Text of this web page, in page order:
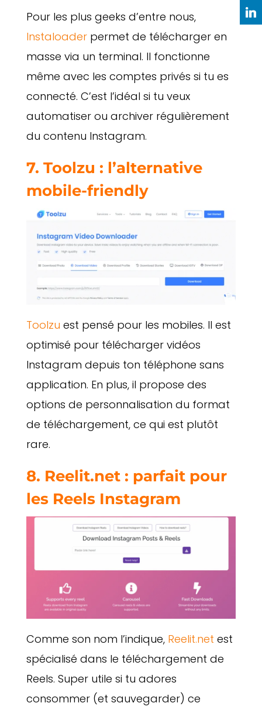
Pour les plus geeks d’entre nous,
Instaloaderpermet de télécharger en
masse via un terminal. Il fonctionne
même avec les comptes privés si tu es
connecté. C’est l’idéal si tu veux
automatiser ou archiver régulièrement
du contenu Instagram.
7. Toolzu : l’alternative
mobile-friendly
Toolzu est pensé pour les mobiles. Il est
optimisé pour télécharger vidéos
Instagram depuis ton téléphone sans
application. En plus, il propose des
options de personnalisation du format
de téléchargement, ce qui est plutôt
rare.
8. Reelit.net : parfait pour
les Reels Instagram
Comme son nom l’indique, Reelit.net est
spécialisé dans le téléchargement de
Reels. Super utile si tu adores
consommer (et sauvegarder) ce